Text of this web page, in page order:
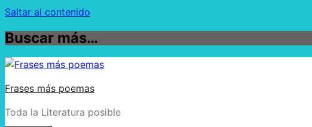
Saltar al contenido
Buscar más…
Frases más poemas
Toda la Literatura posible